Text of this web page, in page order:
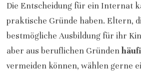
Die Entscheidung für ein Internat
praktische Gründe haben. Eltern,
bestmögliche Ausbildung für ihr
aber aus beruflichen Gründen
vermeiden können, wählen gerne